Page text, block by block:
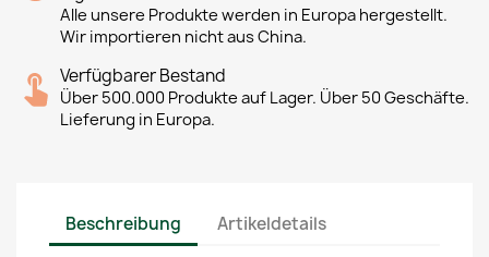
Alle unsere Produkte werden in Europa hergestellt.
Wir importieren nicht aus China.
Verfügbarer Bestand
Über 500.000 Produkte auf Lager. Über 50 Geschäfte.
Lieferung in Europa.
Beschreibung Artikeldetails